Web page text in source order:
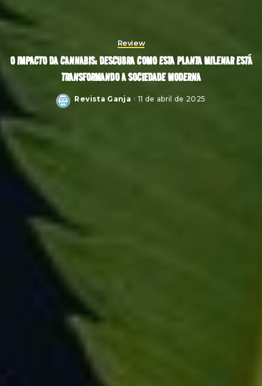
Review
O IMPACTO DA CANNABIS: DESCUBRA COMO ESTA PLANTA MILENAR ESTÁ
TRANSFORMANDO A SOCIEDADE MODERNA
Posted
Revista Ganja 11 de abril de 2025